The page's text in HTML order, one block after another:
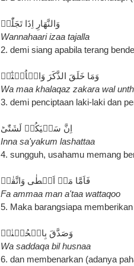
وَالنَّهَارِ اِذَا تَجَلّٰىۙ‏
Wannahaari izaa tajalla
2. demi siang apabila terang
وَمَا خَلَقَ الذَّكَرَ وَالۡاُنۡثٰٓىۙ
Wa maa khalaqaz zakara wal
3. demi penciptaan laki-laki dan
اِنَّ سَعۡيَكُمۡ لَشَتّٰىؕ
Inna sa'yakum lashattaa
4. sungguh, usahamu memang
فَاَمَّا مَنۡ اَعۡطٰى وَاتَّقٰىۙ‏
Fa ammaa man a'taa wattaqoo
5. Maka barangsiapa
وَصَدَّقَ بِالۡحُسۡنٰىۙ‏
Wa saddaqa bil husnaa
6. dan membenarkan (adanya